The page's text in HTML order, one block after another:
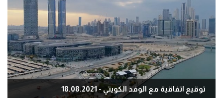
توقيع اتفاقية مع الوفد الكويتي - 18.08.2021